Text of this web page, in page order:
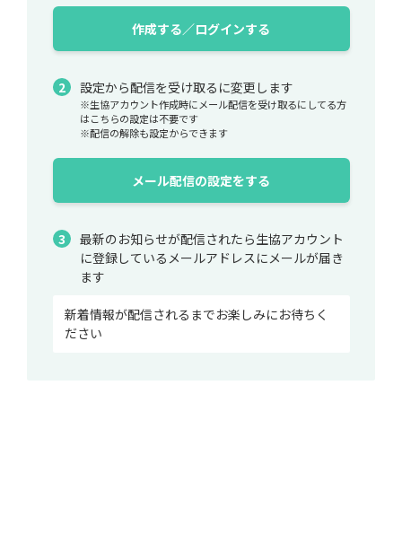
作成する／ログインする
設定から配信を受け取るに変更します
※生協アカウント作成時にメール配信を受け取るにしてる方
はこちらの設定は不要です
※配信の解除も設定からできます
メール配信の設定をする
最新のお知らせが配信されたら生協アカウント
に登録しているメールアドレスにメールが届き
ます
新着情報が配信されるまでお楽しみにお待ちく
ださい